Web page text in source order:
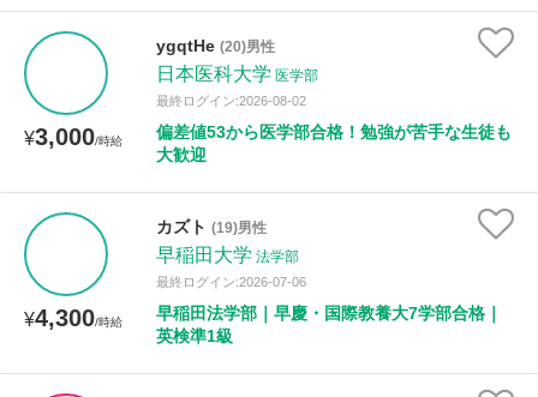
¥3,000/時給
ygqtHe (20)男性
日本医科大学 医学部
最終ログイン:2026-08-02
偏差値53から医学部合格！勉強が苦手な生徒も
大歓迎
¥4,300/時給
カズト (19)男性
早稲田大学 法学部
最終ログイン:2026-07-06
早稲田法学部｜早慶・国際教養大7学部合格｜
英検準1級